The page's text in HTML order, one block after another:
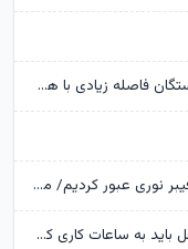
مدیرعامل تامین اجتماعی: مستمری بازنشستگان فاصله زیادی با هزینه‌های آنها دارد
مدیرعامل مخابرات: از ۱.۸۵ میلیون اتصال فیبر نوری عبور کردیم/ مخابرات «معدن طلایی» است که ظرفیت‌های آن در حال استخراج است
شیوع «کم‌کاری اجباری» در ایران/ افراد شاغل باید به ساعات کاری کمتر و دستمزد کمتر رضایت دهند